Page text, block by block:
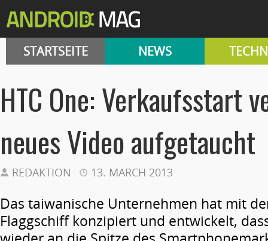
STARTSEITE NEWS
HTC One: Verkaufsstart
neues Video aufgetaucht
REDAKTION 13. MARCH 2013
Das taiwanische Unternehmen hat mit
Flaggschiff konzipiert und entwickelt,